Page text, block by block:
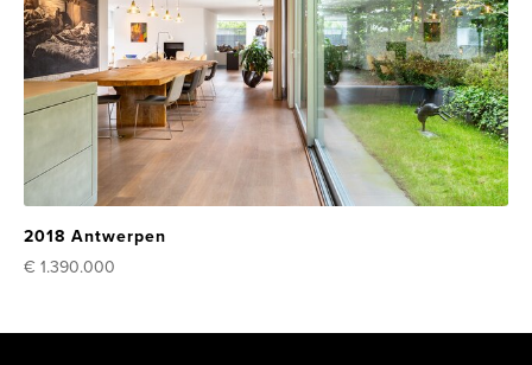
2018 Antwerpen
€ 1.390.000